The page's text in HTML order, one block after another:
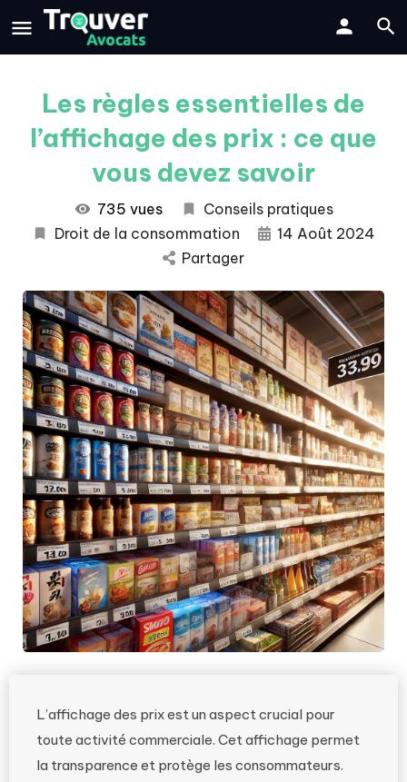
Les règles essentielles de
l’affichage des prix : ce que
vous devez savoir
735 vues
Conseils pratiques
Droit de la consommation
14 Août 2024
Partager
L’affichage des prix est un aspect crucial pour
toute activité commerciale. Cet affichage permet
la transparence et protège les consommateurs.